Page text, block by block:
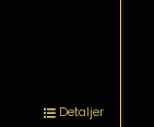
Detaljer